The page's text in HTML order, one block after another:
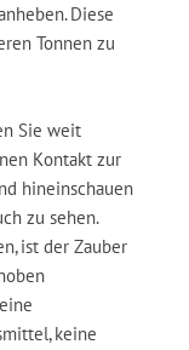
Diese
Tonnen zu
Sie weit
Kontakt zur
hineinschauen
zu sehen.
ist der Zauber
keine